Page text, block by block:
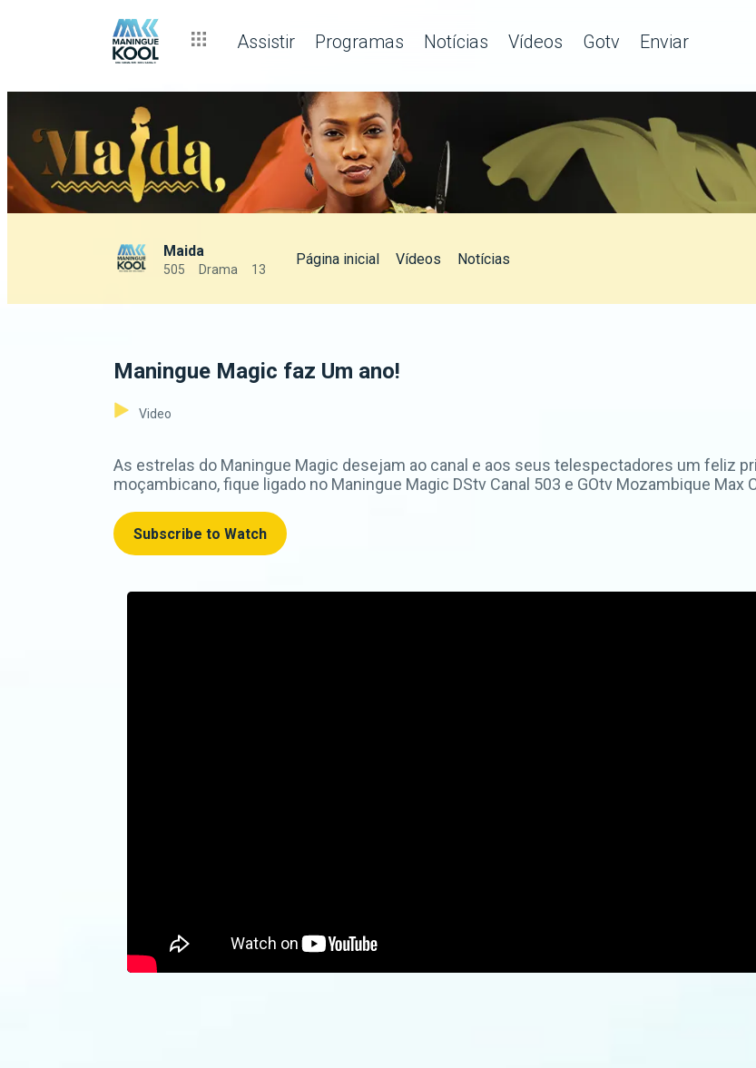
Assistir Programas Notícias Vídeos Gotv Enviar
Maida
505 Drama 13
Página inicial Vídeos Notícias
Maningue Magic faz Um ano!
Video
As estrelas do Maningue Magic desejam ao canal e aos seus telespectadores um feliz
moçambicano, fique ligado no Maningue Magic DStv Canal 503 e GOtv Mozambique Max
Subscribe to Watch